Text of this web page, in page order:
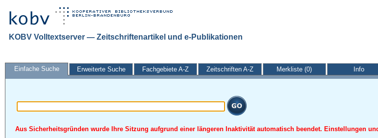
KOBV Volltextserver — Zeitschriftenartikel und e-Publikationen
Einfache Suche Erweiterte Suche Fachgebiete A-Z Zeitschriften A-Z Merkliste (0) Info
Aus Sicherheitsgründen wurde Ihre Sitzung aufgrund einer längeren Inaktivität automatisch beendet. Einstellungen